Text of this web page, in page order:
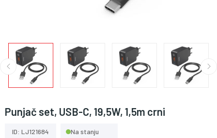
Punjač set, USB-C, 19,5W, 1,5m crni
ID: LJ121684 Na stanju